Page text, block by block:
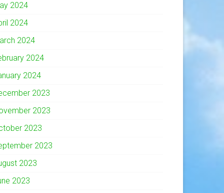
2024
2024
2024
2024
2024
2023
2023
2023
2023
2023
2023